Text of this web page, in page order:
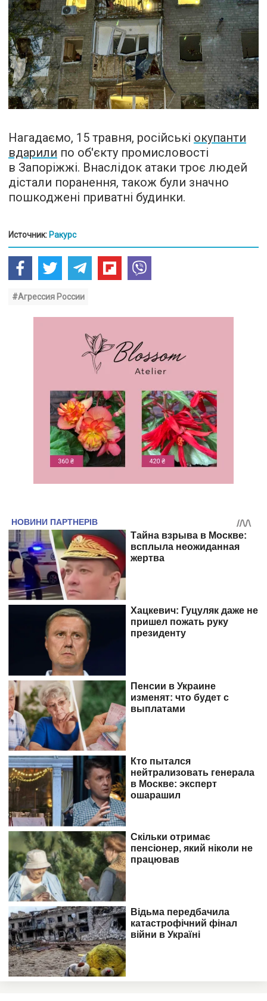
Нагадаємо, 15 травня, російські окупанти
вдарили по об'єкту промисловості
в Запоріжжі. Внаслідок атаки троє людей
дістали поранення, також були значно
пошкоджені приватні будинки.
Источник: Ракурс
#Агрессия России